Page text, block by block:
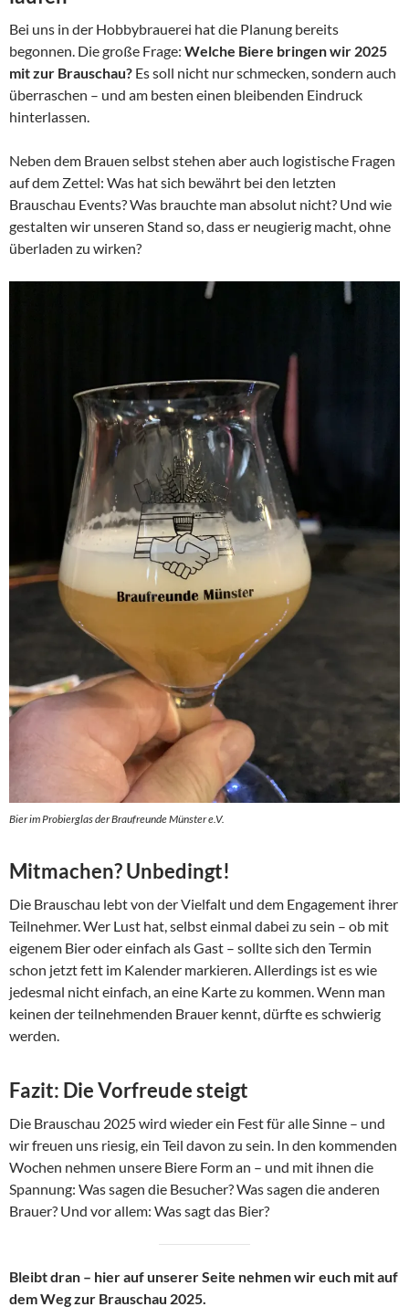
Bei uns in der Hobbybrauerei hat die Planung bereits
begonnen. Die große Frage: Welche Biere bringen wir 2025
mit zur Brauschau? Es soll nicht nur schmecken, sondern auch
überraschen – und am besten einen bleibenden Eindruck
hinterlassen.
Neben dem Brauen selbst stehen aber auch logistische Fragen
auf dem Zettel: Was hat sich bewährt bei den letzten
Brauschau Events? Was brauchte man absolut nicht? Und wie
gestalten wir unseren Stand so, dass er neugierig macht, ohne
überladen zu wirken?
Bier im Probierglas der Braufreunde Münster e.V.
Mitmachen? Unbedingt!
Die Brauschau lebt von der Vielfalt und dem Engagement ihrer
Teilnehmer. Wer Lust hat, selbst einmal dabei zu sein – ob mit
eigenem Bier oder einfach als Gast – sollte sich den Termin
schon jetzt fett im Kalender markieren. Allerdings ist es wie
jedesmal nicht einfach, an eine Karte zu kommen. Wenn man
keinen der teilnehmenden Brauer kennt, dürfte es schwierig
werden.
Fazit: Die Vorfreude steigt
Die Brauschau 2025 wird wieder ein Fest für alle Sinne – und
wir freuen uns riesig, ein Teil davon zu sein. In den kommenden
Wochen nehmen unsere Biere Form an – und mit ihnen die
Spannung: Was sagen die Besucher? Was sagen die anderen
Brauer? Und vor allem: Was sagt das Bier?
Bleibt dran – hier auf unserer Seite nehmen wir euch mit auf
dem Weg zur Brauschau 2025.